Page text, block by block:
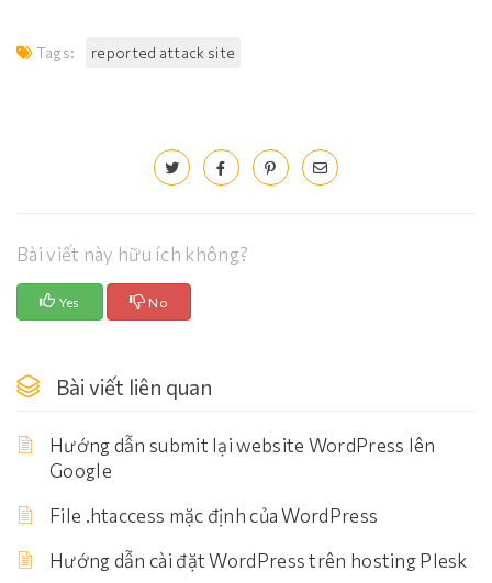
Tags: reported attack site
Bài viết này hữu ích không?
Yes No
Bài viết liên quan
Hướng dẫn submit lại website WordPress lên
Google
File .htaccess mặc định của WordPress
Hướng dẫn cài đặt WordPress trên hosting Plesk